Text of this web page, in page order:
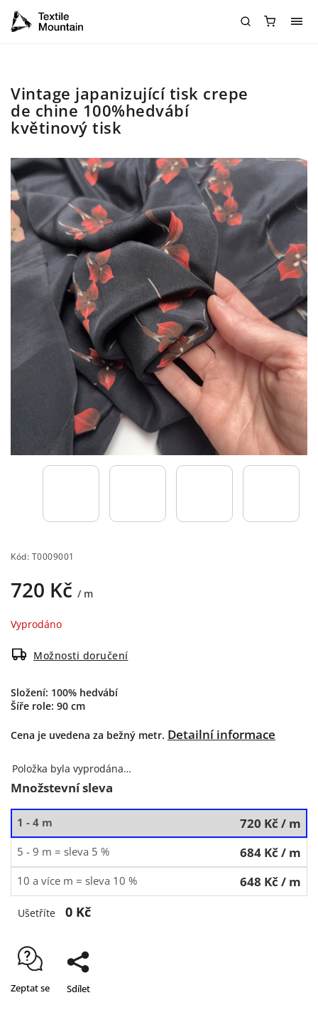
Vintage japanizující tisk crepe
de chine 100%hedvábí
květinový tisk
Kód: T0009001
720 Kč / m
Vyprodáno
Možnosti doručení
Složení: 100% hedvábí
Šíře role: 90 cm
Cena je uvedena za bežný metr. Detailní informace
Položka byla vyprodána…
Množstevní sleva
1 - 4 m 720 Kč/ m
5 - 9 m = sleva 5 % 684 Kč/ m
10 a více m = sleva 10 % 648 Kč/ m
Ušetříte 0 Kč
Zeptat se Sdílet